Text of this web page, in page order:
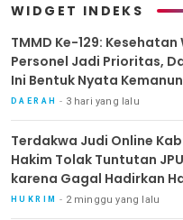
WIDGET INDEKS
TMMD Ke-129:
Personel Jadi Prioritas,
Ini Bentuk Nyata
DAERAH 3 hari yang lalu
Terdakwa Judi Online
Hakim Tolak Tuntutan
karena Gagal Hadirkan
HUKRIM 2 minggu yang lalu